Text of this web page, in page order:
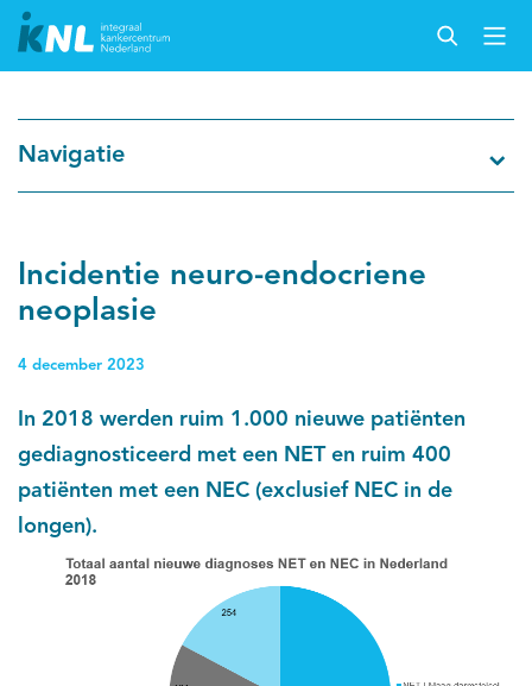
Cijfers over kanker
Kanker & leven
IKNL and the NCR
Navigatie
Incidentie neuro-endocriene
neoplasie
4 december 2023
In 2018 werden ruim 1.000 nieuwe patiënten
gediagnosticeerd met een NET en ruim 400
patiënten met een NEC (exclusief NEC in de
longen).